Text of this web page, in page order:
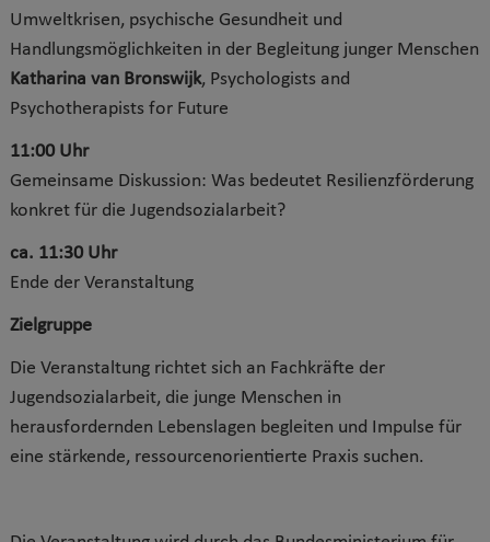
Umweltkrisen, psychische Gesundheit und
Handlungsmöglichkeiten in der Begleitung junger Menschen
Katharina van Bronswijk, Psychologists and
Psychotherapists for Future
11:00 Uhr
Gemeinsame Diskussion: Was bedeutet Resilienzförderung
konkret für die Jugendsozialarbeit?
ca. 11:30 Uhr
Ende der Veranstaltung
Zielgruppe
Die Veranstaltung richtet sich an Fachkräfte der
Jugendsozialarbeit, die junge Menschen in
herausfordernden Lebenslagen begleiten und Impulse für
eine stärkende, ressourcenorientierte Praxis suchen.